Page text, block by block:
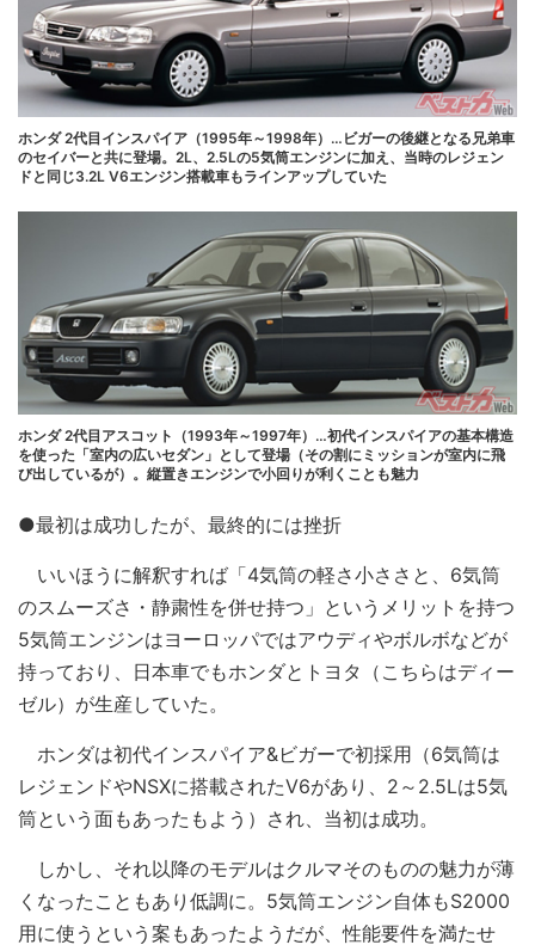
ホンダ 2代目インスパイア（1995年～1998年）…ビガーの後継となる兄弟車
のセイバーと共に登場。2L、2.5Lの5気筒エンジンに加え、当時のレジェン
ドと同じ3.2L V6エンジン搭載車もラインアップしていた
ホンダ 2代目アスコット（1993年～1997年）…初代インスパイアの基本構造
を使った「室内の広いセダン」として登場（その割にミッションが室内に飛
び出しているが）。縦置きエンジンで小回りが利くことも魅力
●最初は成功したが、最終的には挫折
いいほうに解釈すれば「4気筒の軽さ小ささと、6気筒
のスムーズさ・静粛性を併せ持つ」というメリットを持つ
5気筒エンジンはヨーロッパではアウディやボルボなどが
持っており、日本車でもホンダとトヨタ（こちらはディー
ゼル）が生産していた。
ホンダは初代インスパイア&ビガーで初採用（6気筒は
レジェンドやNSXに搭載されたV6があり、2～2.5Lは5気
筒という面もあったもよう）され、当初は成功。
しかし、それ以降のモデルはクルマそのものの魅力が薄
くなったこともあり低調に。5気筒エンジン自体もS2000
用に使うという案もあったようだが、性能要件を満たせ